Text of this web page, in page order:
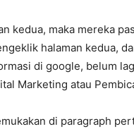
kedua, maka mereka
halaman kedua,
di google, belum
Marketing atau
di paragraph